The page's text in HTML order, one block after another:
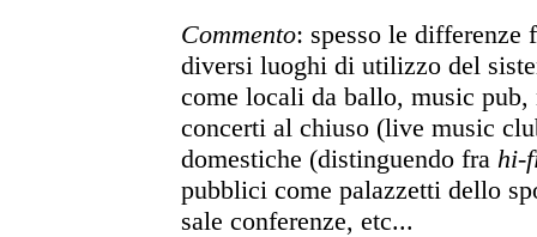
Commento: spesso le differenze
diversi luoghi di utilizzo del
come locali da ballo, music
concerti al chiuso (live music
domestiche (distinguendo fra hi-
pubblici come palazzetti dello
sale conferenze, etc...